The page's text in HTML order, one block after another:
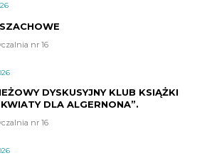
nr 16
DYSKUSYJNY KLUB KSIĄŻKI
DLA ALGERNONA”.
nr 16